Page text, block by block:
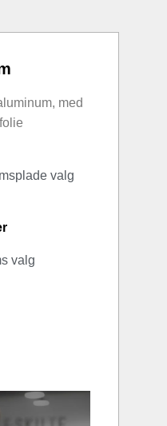
med
valg
valg